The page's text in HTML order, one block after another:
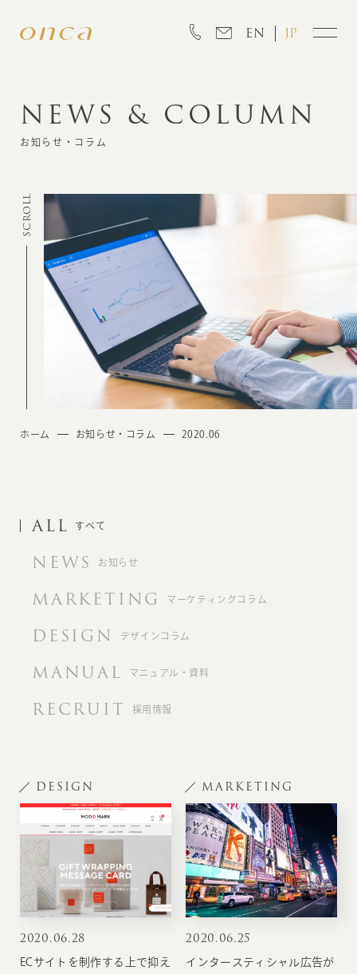
EN JP
INFORMATION
CREATION
MARKETING
NEWS & COLUMN
お知らせ・コラム
SCROLL
ホーム お知らせ・コラム 2020.06
ALL すべて
NEWS お知らせ
MARKETING マーケティングコラム
DESIGN デザインコラム
MANUAL マニュアル・資料
RECRUIT 採用情報
DESIGN
2020.06.28
ECサイトを制作する上で抑え
MARKETING
2020.06.25
インタースティシャル広告が